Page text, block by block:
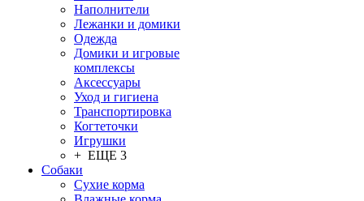
Наполнители
Лежанки и домики
Одежда
Домики и игровые
комплексы
Аксессуары
Уход и гигиена
Транспортировка
Когтеточки
Игрушки
+ ЕЩЕ 3
Собаки
Сухие корма